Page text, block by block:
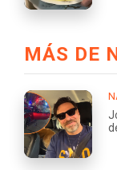
MÁS DE